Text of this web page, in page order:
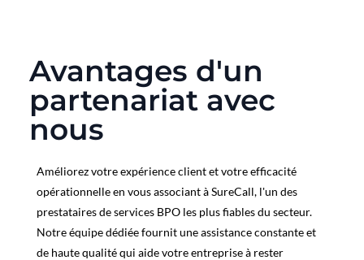
Avantages d'un
partenariat avec
nous
Améliorez votre expérience client et votre efficacité
opérationnelle en vous associant à SureCall, l'un des
prestataires de services BPO les plus fiables du secteur.
Notre équipe dédiée fournit une assistance constante et
de haute qualité qui aide votre entreprise à rester